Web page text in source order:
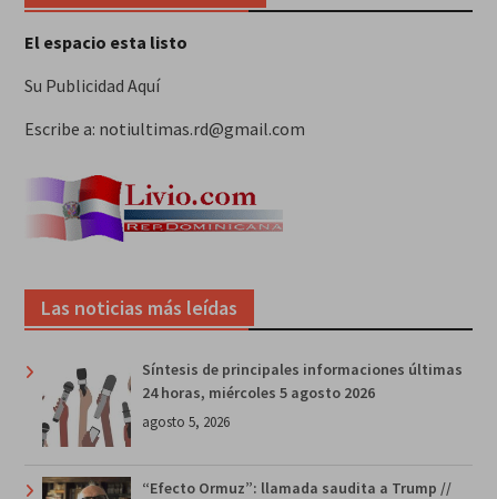
El espacio esta listo
Su Publicidad Aquí
Escribe a: notiultimas.rd@gmail.com
Las noticias más leídas
Síntesis de principales informaciones últimas
24 horas, miércoles 5 agosto 2026
agosto 5, 2026
“Efecto Ormuz”: llamada saudita a Trump //